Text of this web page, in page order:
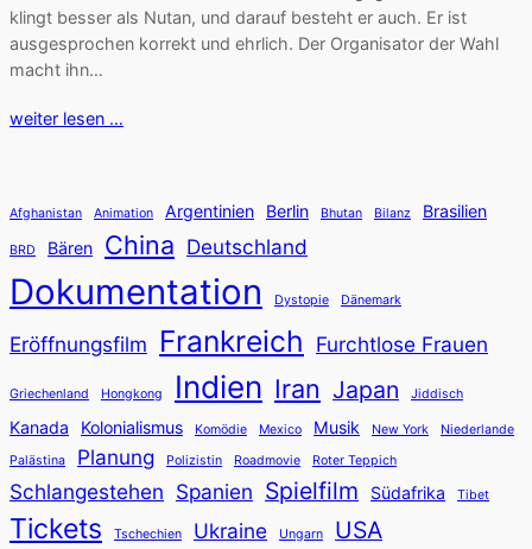
klingt besser als Nutan, und darauf besteht er auch. Er ist
ausgesprochen korrekt und ehrlich. Der Organisator der Wahl
macht ihn…
weiter lesen …
Afghanistan Animation Argentinien Berlin Bhutan Bilanz Brasilien
BRD Bären China Deutschland
Dokumentation Dystopie Dänemark
Eröffnungsfilm Frankreich Furchtlose Frauen
Griechenland Hongkong Indien Iran Japan Jiddisch
Kanada Kolonialismus Komödie Mexico Musik New York
Niederlande
Palästina
Planung Polizistin Roadmovie Roter Teppich
Schlangestehen Spanien Spielfilm Südafrika Tibet
Tickets Tschechien Ukraine Ungarn USA